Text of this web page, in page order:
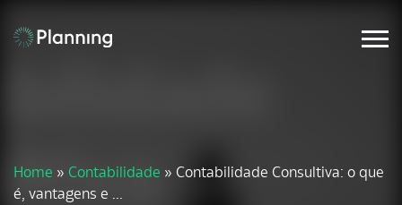
Home » Contabilidade » Contabilidade Consultiva: o que
é, vantagens e ...